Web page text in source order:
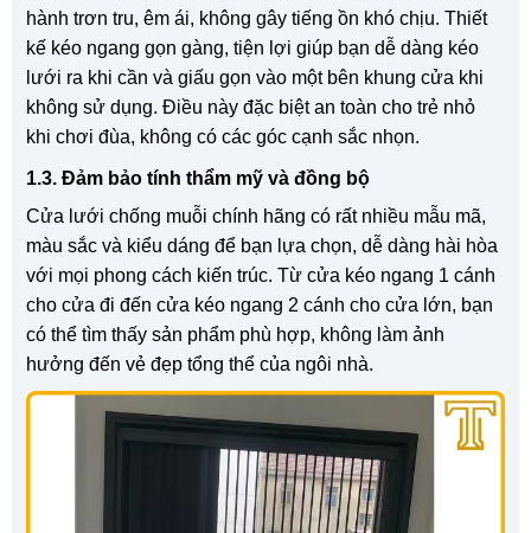
hành trơn tru, êm ái, không gây tiếng ồn khó chịu. Thiết
kế kéo ngang gọn gàng, tiện lợi giúp bạn dễ dàng kéo
lưới ra khi cần và giấu gọn vào một bên khung cửa khi
không sử dụng. Điều này đặc biệt an toàn cho trẻ nhỏ
khi chơi đùa, không có các góc cạnh sắc nhọn.
1.3. Đảm bảo tính thẩm mỹ và đồng bộ
Cửa lưới chống muỗi chính hãng có rất nhiều mẫu mã,
màu sắc và kiểu dáng để bạn lựa chọn, dễ dàng hài hòa
với mọi phong cách kiến trúc. Từ cửa kéo ngang 1 cánh
cho cửa đi đến cửa kéo ngang 2 cánh cho cửa lớn, bạn
có thể tìm thấy sản phẩm phù hợp, không làm ảnh
hưởng đến vẻ đẹp tổng thể của ngôi nhà.